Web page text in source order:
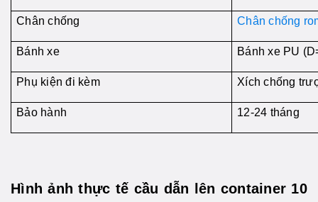
Chân chống Chân chống
Bánh xe Bánh xe PU
Phụ kiện đi kèm Xích chống
Bảo hành 12-24 tháng
Hình ảnh thực tế cầu dẫn lên container 10